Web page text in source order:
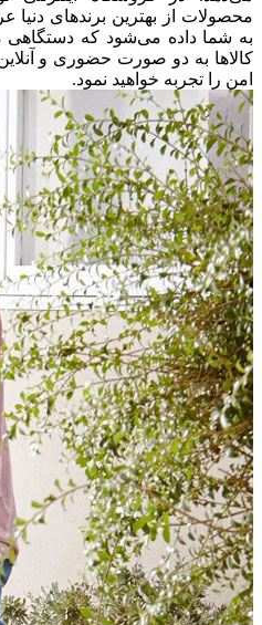
محصولات از بهترین برندهای دنیا
به شما داده می‌شود که دستگاهی
کالاها به دو صورت حضوری و
امن را تجربه خواهید نمود.